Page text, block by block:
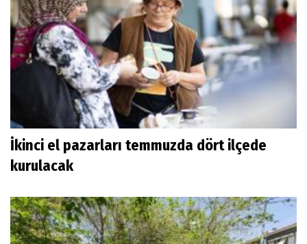
İkinci el pazarları temmuzda dört ilçede
kurulacak